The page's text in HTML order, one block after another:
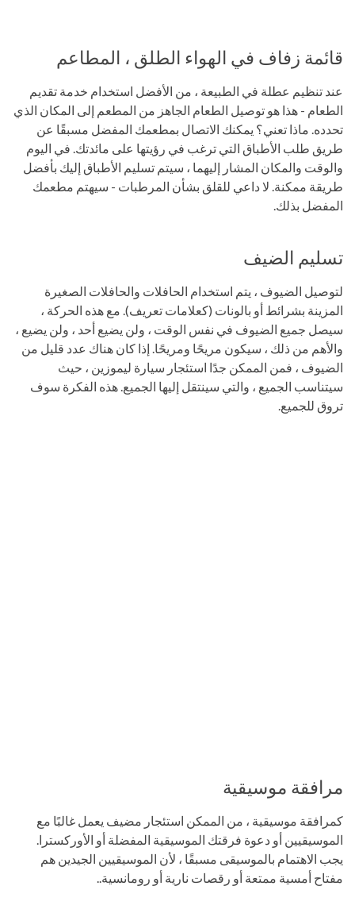
قائمة زفاف في الهواء الطلق ، المطاعم
عند تنظيم عطلة في الطبيعة ، من الأفضل استخدام خدمة تقديم
الطعام - هذا هو توصيل الطعام الجاهز من المطعم إلى المكان الذي
تحدده. ماذا تعني؟ يمكنك الاتصال بمطعمك المفضل مسبقًا عن
طريق طلب الأطباق التي ترغب في رؤيتها على مائدتك. في اليوم
والوقت والمكان المشار إليهما ، سيتم تسليم الأطباق إليك بأفضل
طريقة ممكنة. لا داعي للقلق بشأن المرطبات - سيهتم مطعمك
المفضل بذلك.
تسليم الضيف
لتوصيل الضيوف ، يتم استخدام الحافلات والحافلات الصغيرة
المزينة بشرائط أو بالونات (كعلامات تعريف). مع هذه الحركة ،
سيصل جميع الضيوف في نفس الوقت ، ولن يضيع أحد ، ولن يضيع ،
والأهم من ذلك ، سيكون مريحًا ومريحًا. إذا كان هناك عدد قليل من
الضيوف ، فمن الممكن جدًا استئجار سيارة ليموزين ، حيث
سيتناسب الجميع ، والتي سينتقل إليها الجميع. هذه الفكرة سوف
تروق للجميع.
مرافقة موسيقية
كمرافقة موسيقية ، من الممكن استئجار مضيف يعمل غالبًا مع
الموسيقيين أو دعوة فرقتك الموسيقية المفضلة أو الأوركسترا.
يجب الاهتمام بالموسيقى مسبقًا ، لأن الموسيقيين الجيدين هم
مفتاح أمسية ممتعة أو رقصات نارية أو رومانسية..